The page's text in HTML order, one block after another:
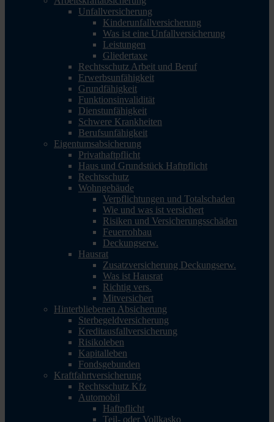
Unfallversicherung
Kinderunfallversicherung
Was ist eine Unfallversicherung
Leistungen
Gliedertaxe
Rechtsschutz Arbeit und Beruf
Erwerbsunfähigkeit
Grundfähigkeit
Funktionsinvalidität
Dienstunfähigkeit
Schwere Krankheiten
Berufsunfähigkeit
Eigentumsabsicherung
Privathaftpflicht
Haus und Grundstück Haftpflicht
Rechtsschutz
Wohngebäude
Verpflichtungen und Totalschaden
Wie und was ist versichert
Risiken und Versicherungsschäden
Feuerrohbau
Deckungserw.
Hausrat
Zusatzversicherung Deckungserw.
Was ist Hausrat
Richtig vers.
Mitversichert
Hinterbliebenen Absicherung
Sterbegeldversicherung
Kreditausfallversicherung
Risikoleben
Kapitalleben
Fondsgebunden
Kraftfahrtversicherung
Rechtsschutz Kfz
Automobil
Haftpflicht
Teil- oder Vollkasko